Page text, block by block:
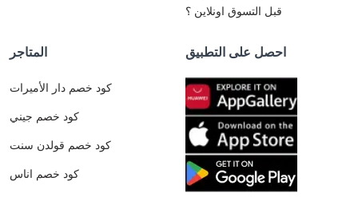
قبل التسوق اونلاين ؟
المتاجر
كود خصم دار الأميرات
كود خصم جيني
كود خصم قولدن سنت
كود خصم اناس
احصل على التطبيق